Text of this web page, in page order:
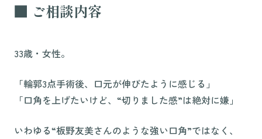
■ ご相談内容
33歳・女性。
「輪郭3点手術後、口元が伸びたように感じる」
「口角を上げたいけど、“切りました感”は絶対に嫌」
いわゆる“板野友美さんのような強い口角”ではなく、